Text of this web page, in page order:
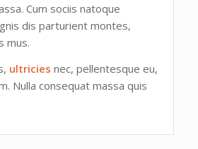
Cum sociis natoque
dis parturient montes,
mus.
ultricies nec, pellentesque eu,
Nulla consequat massa quis